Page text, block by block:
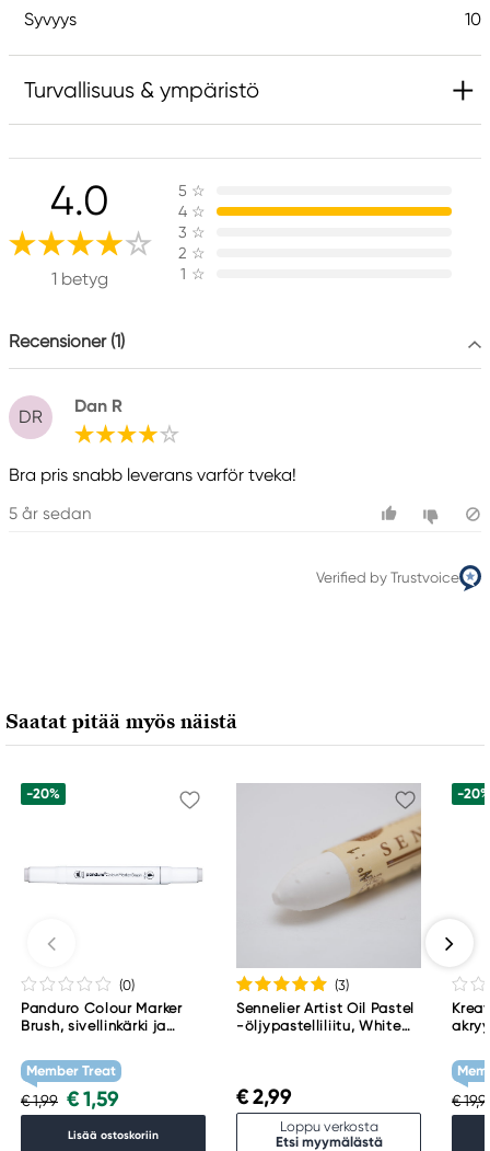
Syvyys 10
Turvallisuus & ympäristö
Vastuullinen EU
Kreatorstudio
Northline AB
Agrarvägen 10
175 44 Järfälla, Sweden
4.0
1 betyg
5 ☆
4 ☆
3 ☆
2 ☆
1 ☆
Recensioner (1)
DR
Dan R
Bra pris snabb leverans varför tveka!
5 år sedan
Verified by Trustvoice
Saatat pitää myös näistä
-20%
(0)
Panduro Colour Marker
Brush, sivellinkärki ja
WG1
Member Treat
€ 1,99 € 1,59
Lisää ostoskoriin
(3)
Sennelier Artist Oil Pastel
-öljypastelliliitu, White
€ 2,99
Loppu verkosta
Etsi myymälästä
-
€